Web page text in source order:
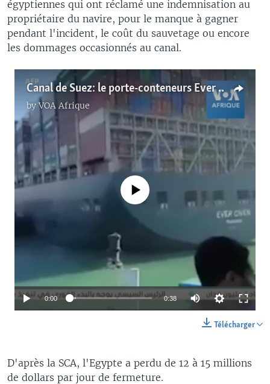
égyptiennes qui ont réclamé une indemnisation au
propriétaire du navire, pour le manque à gagner
pendant l'incident, le coût du sauvetage ou encore
les dommages occasionnés au canal.
Canal de Suez: le porte-conteneurs Ever Given débloqué
by VOA Afrique
No media source currently available
0:00 0:38
Télécharger
D'après la SCA, l'Egypte a perdu de 12 à 15 millions
de dollars par jour de fermeture.